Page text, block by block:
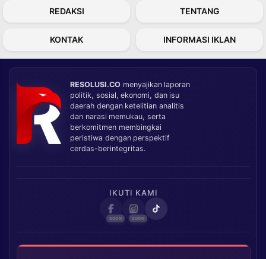
REDAKSI TENTANG
KONTAK INFORMASI IKLAN
RESOLUSI.CO menyajikan laporan
politik, sosial, ekonomi, dan isu
daerah dengan ketelitian analitis
dan narasi memukau, serta
berkomitmen membingkai
peristiwa dengan perspektif
cerdas-berintegritas.
IKUTI KAMI